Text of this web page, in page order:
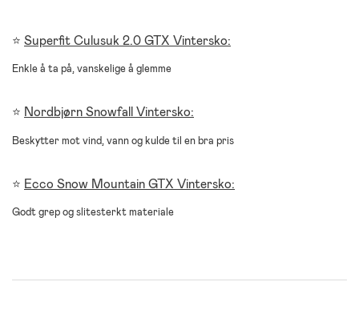
⭐ Superfit Culusuk 2.0 GTX Vintersko:
Enkle å ta på, vanskelige å glemme
⭐ Nordbjørn Snowfall Vintersko:
Beskytter mot vind, vann og kulde til en bra pris
⭐ Ecco Snow Mountain GTX Vintersko:
Godt grep og slitesterkt materiale